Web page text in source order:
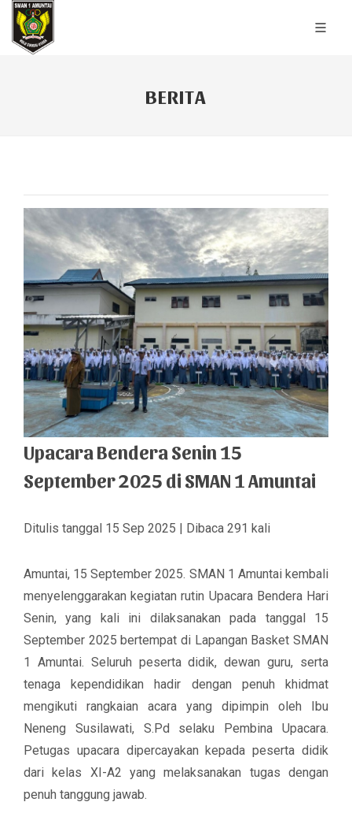
BERITA
Upacara Bendera Senin 15
September 2025 di SMAN 1 Amuntai
Ditulis tanggal 15 Sep 2025 | Dibaca 291 kali
Amuntai, 15 September 2025. SMAN 1 Amuntai kembali
menyelenggarakan kegiatan rutin Upacara Bendera Hari
Senin, yang kali ini dilaksanakan pada tanggal 15
September 2025 bertempat di Lapangan Basket SMAN
1 Amuntai. Seluruh peserta didik, dewan guru, serta
tenaga kependidikan hadir dengan penuh khidmat
mengikuti rangkaian acara yang dipimpin oleh Ibu
Neneng Susilawati, S.Pd selaku Pembina Upacara.
Petugas upacara dipercayakan kepada peserta didik
darikelas XI-A2 yang melaksanakan tugas dengan
penuh tanggung jawab.